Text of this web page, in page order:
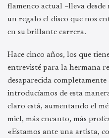
flamenco actual –lleva desde
un regalo el disco que nos
en su brillante carrera.
Hace cinco años, los que
entrevisté para la hermana
desaparecida
introducíamos de esta
claro está, aumentando el
miel, más encanto, más
«Estamos ante una artista,